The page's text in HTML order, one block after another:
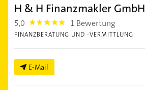
H & H Finanzmakler GmbH
5,0 5.0 1 Bewertung
FINANZBERATUNG UND -VERMITTLUNG
E-Mail